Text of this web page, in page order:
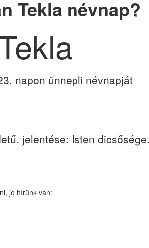
Tekla névnap?
napon ünnepli névnapját
jelentése: Isten dicsősége.
jó hírünk van: